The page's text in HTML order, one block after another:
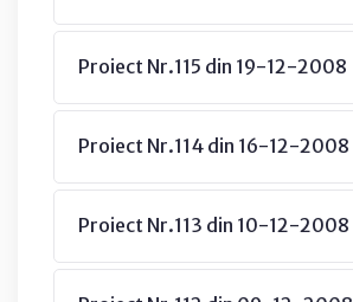
Proiect Nr.115 din 19-12-2008
Proiect Nr.114 din 16-12-2008
Proiect Nr.113 din 10-12-2008